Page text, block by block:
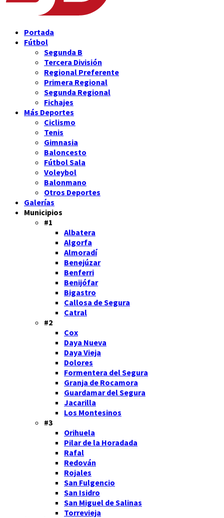
Portada
Fútbol
Segunda B
Tercera División
Regional Preferente
Primera Regional
Segunda Regional
Fichajes
Más Deportes
Ciclismo
Tenis
Gimnasia
Baloncesto
Fútbol Sala
Voleybol
Balonmano
Otros Deportes
Galerías
Municipios
#1
Albatera
Algorfa
Almoradí
Benejúzar
Benferri
Benijófar
Bigastro
Callosa de Segura
Catral
#2
Cox
Daya Nueva
Daya Vieja
Dolores
Formentera del Segura
Granja de Rocamora
Guardamar del Segura
Jacarilla
Los Montesinos
#3
Orihuela
Pilar de la Horadada
Rafal
Redován
Rojales
San Fulgencio
San Isidro
San Miguel de Salinas
Torrevieja